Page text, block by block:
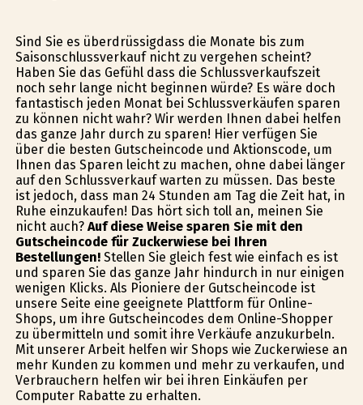
Sind Sie es überdrüssigdass die Monate bis zum
Saisonschlussverkauf nicht zu vergehen scheint?
Haben Sie das Gefühl dass die Schlussverkaufszeit
noch sehr lange nicht beginnen würde? Es wäre doch
fantastisch jeden Monat bei Schlussverkäufen sparen
zu können nicht wahr? Wir werden Ihnen dabei helfen
das ganze Jahr durch zu sparen! Hier verfügen Sie
über die besten Gutscheincode und Aktionscode, um
Ihnen das Sparen leicht zu machen, ohne dabei länger
auf den Schlussverkauf warten zu müssen. Das beste
ist jedoch, dass man 24 Stunden am Tag die Zeit hat, in
Ruhe einzukaufen! Das hört sich toll an, meinen Sie
nicht auch? Auf diese Weise sparen Sie mit den
Gutscheincode für Zuckerwiese bei Ihren
Bestellungen!Stellen Sie gleich fest wie einfach es ist
und sparen Sie das ganze Jahr hindurch in nur einigen
wenigen Klicks. Als Pioniere der Gutscheincode ist
unsere Seite eine geeignete Plattform für Online-
Shops, um ihre Gutscheincodes dem Online-Shopper
zu übermitteln und somit ihre Verkäufe anzukurbeln.
Mit unserer Arbeit helfen wir Shops wie Zuckerwiese an
mehr Kunden zu kommen und mehr zu verkaufen, und
Verbrauchern helfen wir bei ihren Einkäufen per
Computer Rabatte zu erhalten.